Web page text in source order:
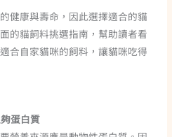
健康與壽命，因此選擇適合的貓
的貓飼料挑選指南，幫助讀者看
合自家貓咪的飼料，讓貓咪吃得
蛋白質